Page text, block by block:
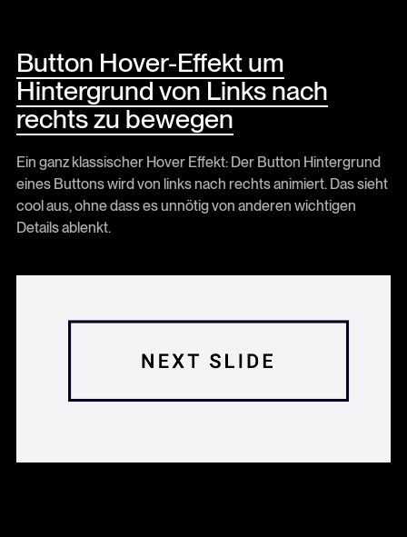
Button Hover-Effekt um
Hintergrund von Links nach
rechts zu bewegen
Ein ganz klassischer Hover Effekt: Der Button Hintergrund
eines Buttons wird von links nach rechts animiert. Das sieht
cool aus, ohne dass es unnötig von anderen wichtigen
Details ablenkt.